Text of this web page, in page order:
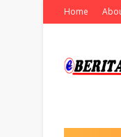
Home